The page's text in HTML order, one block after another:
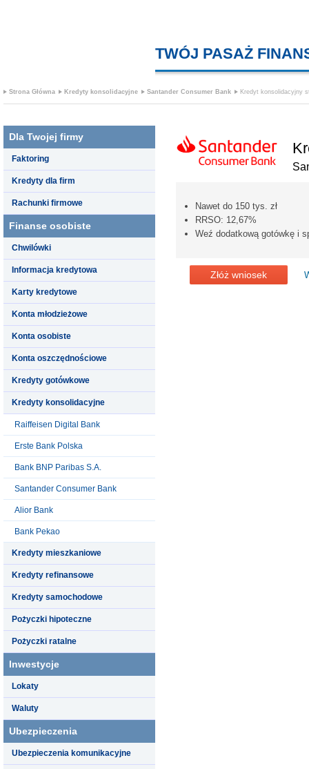
TWÓJ PASAŻ
Strona Główna Kredyty konsolidacyjne Santander Consumer Bank Kredyt konsolidacyjny
Dla Twojej firmy
Faktoring
Kredyty dla firm
Rachunki firmowe
Finanse osobiste
Chwilówki
Informacja kredytowa
Karty kredytowe
Konta młodzieżowe
Konta osobiste
Konta oszczędnościowe
Kredyty gotówkowe
Kredyty konsolidacyjne
Raiffeisen Digital Bank
Erste Bank Polska
Bank BNP Paribas S.A.
Santander Consumer Bank
Alior Bank
Bank Pekao
Kredyty mieszkaniowe
Kredyty refinansowe
Kredyty samochodowe
Pożyczki hipoteczne
Pożyczki ratalne
Inwestycje
Lokaty
Waluty
Ubezpieczenia
Ubezpieczenia komunikacyjne
Nawet do 150 tys. zł
RRSO: 12,67%
Weź dodatkową gotówkę i
Złóż wniosek